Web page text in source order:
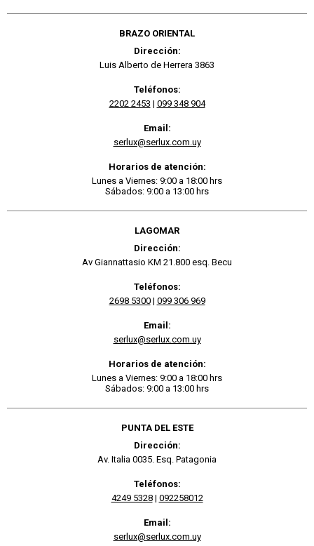
BRAZO ORIENTAL
Dirección:
Luis Alberto de Herrera 3863
Teléfonos:
2202 2453 | 099 348 904
Email:
serlux@serlux.com.uy
Horarios de atención:
Lunes a Viernes: 9:00 a 18:00 hrs
Sábados: 9:00 a 13:00 hrs
LAGOMAR
Dirección:
Av Giannattasio KM 21.800 esq. Becu
Teléfonos:
2698 5300| 099 306 969
Email:
serlux@serlux.com.uy
Horarios de atención:
Lunes a Viernes: 9:00 a 18:00 hrs
Sábados: 9:00 a 13:00 hrs
PUNTA DEL ESTE
Dirección:
Av. Italia 0035. Esq. Patagonia
Teléfonos:
4249 5328| 092258012
Email:
serlux@serlux.com.uy